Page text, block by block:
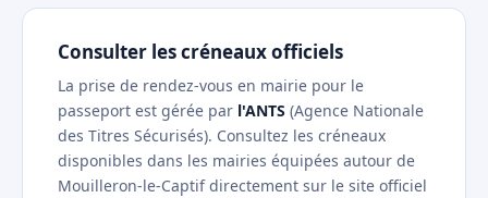
Consulter les créneaux officiels
La prise de rendez-vous en mairie pour le
passeport est gérée par l'ANTS (Agence Nationale
des Titres Sécurisés). Consultez les créneaux
disponibles dans les mairies équipées autour de
Mouilleron-le-Captif directement sur le site officiel